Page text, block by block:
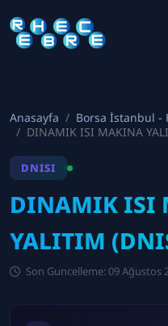
Anasayfa
Borsa İstanbul -
DINAMIK ISI MAKINA
DNISI
DINAMIK ISI
YALITIM
Son Guncelleme: 09 Ağustos